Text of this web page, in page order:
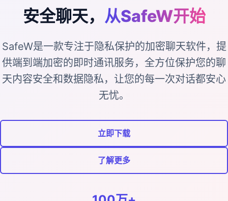
安全聊天， 从SafeW开始
SafeW是一款专注于隐私保护的加密聊天软件，提
供端到端加密的即时通讯服务，全方位保护您的聊
天内容安全和数据隐私，让您的每一次对话都安心
无忧。
立即下载
了解更多